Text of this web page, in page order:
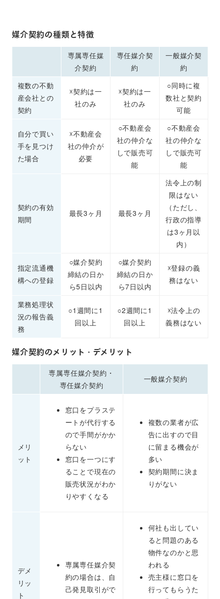
媒介契約の種類と特徴
専属専任媒
介契約
専任媒介契
約
一般媒介契
約
複数の不動
産会社との
契約
☓契約は一
社のみ
☓契約は一
社のみ
○同時に複
数社と契約
可能
自分で買い
手を見つけ
た場合
☓不動産会
社の仲介が
必要
○不動産会
社の仲介な
しで販売可
能
○不動産会
社の仲介な
しで販売可
能
契約の有効
期間
最長3ヶ月 最長3ヶ月
法令上の制
限はない
（ただし、
行政の指導
は3ヶ月以
内）
指定流通機
構への登録
○媒介契約
締結の日か
ら5日以内
○媒介契約
締結の日か
ら7日以内
☓登録の義
務はない
業務処理状
況の報告義
務
○1週間に1
回以上
○2週間に1
回以上
☓法令上の
義務はない
媒介契約のメリット・デメリット
専属専任媒介契約・
専任媒介契約
一般媒介契約
メリ
ット
窓口をプラステ
ートが代行する
ので手間がかか
らない
窓口を一つにす
ることで現在の
販売状況がわか
りやすくなる
複数の業者が広
告に出すので目
に留まる機会が
多い
契約期間に決ま
りがない
デメ
リッ
ト
専属専任媒介契
約の場合は、自
己発見取引がで
何社も出してい
ると問題のある
物件なのかと思
われる
売主様に窓口を
行ってもらうた